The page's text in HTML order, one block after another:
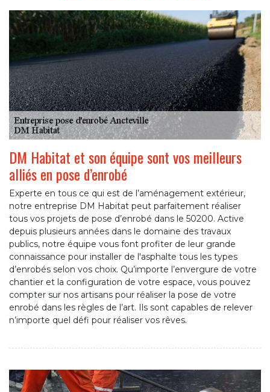
DM Habitat et son équipe sont vos meilleurs
alliés en pose d’enrobé
Experte en tous ce qui est de l’aménagement extérieur,
notre entreprise DM Habitat peut parfaitement réaliser
tous vos projets de pose d’enrobé dans le 50200. Active
depuis plusieurs années dans le domaine des travaux
publics, notre équipe vous font profiter de leur grande
connaissance pour installer de l'asphalte tous les types
d’enrobés selon vos choix. Qu’importe l’envergure de votre
chantier et la configuration de votre espace, vous pouvez
compter sur nos artisans pour réaliser la pose de votre
enrobé dans les règles de l’art. Ils sont capables de relever
n’importe quel défi pour réaliser vos rêves.